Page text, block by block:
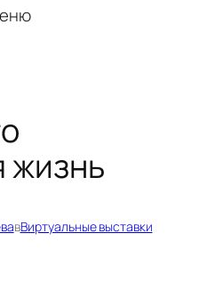
жизнь
вВиртуальные выставки